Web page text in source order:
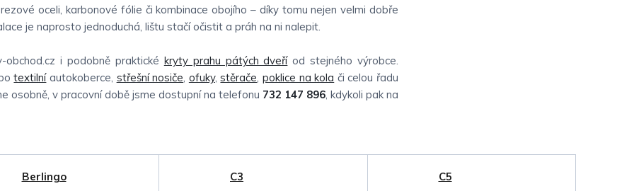
oceli, karbonové fólie či kombinace obojího – díky tomu nejen velmi dobře
je naprosto jednoduchá, lištu stačí očistit a práh na ni nalepit.
i podobně praktické kryty prahu pátých dveříod stejného výrobce.
textilníautokoberce, střešní nosiče, ofuky,stěrače,poklice na kola či celou řadu
osobně, v pracovní době jsme dostupní na telefonu 732 147 896, kdykoli pak na
Berlingo C3 C5